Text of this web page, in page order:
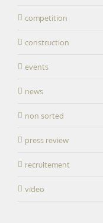
competition
construction
events
news
non sorted
press review
recruitement
video